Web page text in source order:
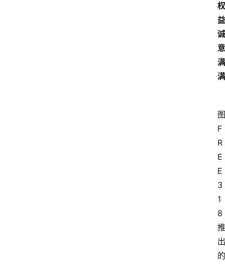
权
益
诚
意
满
满
图
F
R
E
E
3
1
8
推
出
的